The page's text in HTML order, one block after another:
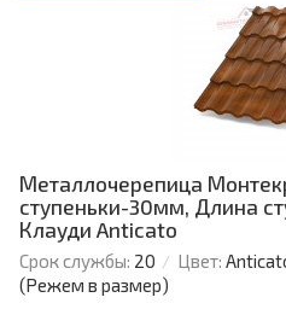
Металлочерепица
ступеньки-30мм, Длина
Клауди Anticato
Срок службы: 20 Цвет:
(Режем в размер)